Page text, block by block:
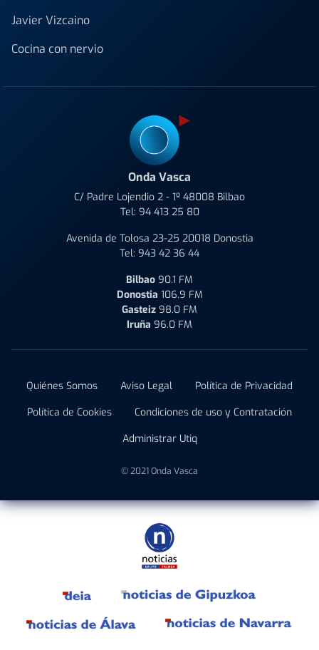
Javier Vizcaino
Cocina con nervio
Onda Vasca
C/ Padre Lojendio 2 - 1º 48008 Bilbao
Tel: 94 413 25 80
Avenida de Tolosa 23-25 20018 Donostia
Tel: 943 42 36 44
Bilbao 90.1 FM
Donostia 106.9 FM
Gasteiz 98.0 FM
Iruña 96.0 FM
Quiénes Somos Aviso Legal
Política de Privacidad
Política de Cookies
Condiciones de uso y Contratación
Administrar Utiq
© 2021 Onda Vasca